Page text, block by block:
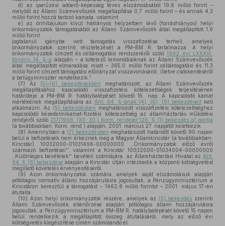
d) az iparűzési adóerő-képesség téves elszámolásából 19,6 millió forint –
melyből az Állami Számvevőszék megállapítása 0,7 millió forint – és annak 4,3
millió forint hozzá tartozó kamata, valamint
e) az önhibájukon kívül hátrányos helyzetben lévő (forráshiányos) helyi
önkormányzatok támogatásából az Állami Számvevőszék által megállapított 1,9
millió forint
jogtalanul igénybe vett támogatás visszafizetése terheli, amelyek
önkormányzatok szerinti részletezését a PM–BM R. tartalmazza. A helyi
önkormányzatok címzett és céltámogatási rendszeréről szóló 1992. évi LXXXIX.
törvény 14. §-a alapján – a kötelező lemondásoknak az Állami Számvevőszék
által megállapított elmaradása miatt – 365,0 millió forint céltámogatási és 11,3
millió forint címzett támogatási előirányzat visszavonásáról, illetve csökkentéséről
a belügyminiszter rendelkezik. 6
(7) Az (5)–(6) bekezdésekben meghatározott, az Állami Számvevőszék
megállapításához kapcsolódó visszafizetési kötelezettségek teljesítésének
határideje a PM–BM R. hatálybalépését követő 15. nap. A kapcsolódó kamat
mértékének megállapítására az Áht. 64. §-ának (4), (6), (9) bekezdéseit kell
alkalmazni. Az (5) bekezdésben meghatározott visszafizetési kötelezettséghez
kapcsolódó késedelmikamat-fizetési kötelezettség az államháztartás működési
rendjéről szóló 217/1998. (XII. 30.) Korm. rendelet 126. § (1) bekezdésa) pontja
(a továbbiakban: Korm. rend.) alapján, 2001. március 27. napjától keletkezik.
(8) Amennyiben a (7) bekezdésben meghatározott határidőt követő 90 napon
belül a befizetések nem érkeznek meg a Magyar Államkincstár (a továbbiakban:
Kincstár) 10032000-01031496-00000000 ,,Önkormányzatok előző évről
származó befizetései'', valamint a Kincstár 10032000-01034004-00000000
,,Különleges bevételek'' bevételi számlájára, az Államháztartási Hivatal az Áht.
64. § (8) bekezdése alapján a Kincstár útján intézkedik a központi költségvetést
megillető követelés érvényesítéséről.
(9) Azon önkormányzatok számára, amelyek saját elszámolásuk alapján
pótlólagos normatív állami hozzájárulásra jogosultak, a Pénzügyminisztérium a
Kincstáron keresztül a támogatást – 1462,8 millió forintot – 2001. május 17-én
átutalta.
(10) Azon helyi önkormányzatok részére, amelyek az (5) bekezdésszerinti
Állami Számvevőszék ellenőrzése alapján pótlólagos állami hozzájárulásra
jogosultak, a Pénzügyminisztérium a PM–BM R. hatálybalépését követő 15 napon
belül rendelkezik a megállapított összeg átutalásáról, mely az előző évi
költségvetés kiegészítése címén számolandó el.